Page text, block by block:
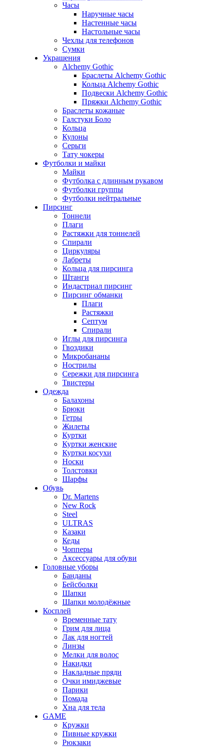
Часы
Наручные часы
Настенные часы
Настольные часы
Чехлы для телефонов
Сумки
Украшения
Alchemy Gothic
Браслеты Alchemy Gothic
Кольца Alchemy Gothic
Подвески Alchemy Gothic
Пряжки Alchemy Gothic
Браслеты кожаные
Галстуки Боло
Кольца
Кулоны
Серьги
Тату чокеры
Футболки и майки
Майки
Футболка с длинным рукавом
Футболки группы
Футболки нейтральные
Пирсинг
Тоннели
Плаги
Растяжки для тоннелей
Спирали
Циркуляры
Лабреты
Кольца для пирсинга
Штанги
Индастриал пирсинг
Пирсинг обманки
Плаги
Растяжки
Септум
Спирали
Иглы для пирсинга
Гвоздики
Микробананы
Нострилы
Сережки для пирсинга
Твистеры
Одежда
Балахоны
Брюки
Гетры
Жилеты
Куртки
Куртки женские
Куртки косухи
Носки
Толстовки
Шарфы
Обувь
Dr. Martens
New Rock
Steel
ULTRAS
Казаки
Кеды
Чопперы
Аксессуары для обуви
Головные уборы
Банданы
Бейсболки
Шапки
Шапки молодёжные
Косплей
Временные тату
Грим для лица
Лак для ногтей
Линзы
Мелки для волос
Накидки
Накладные пряди
Очки имиджевые
Парики
Помада
Хна для тела
GAME
Кружки
Пивные кружки
Рюкзаки